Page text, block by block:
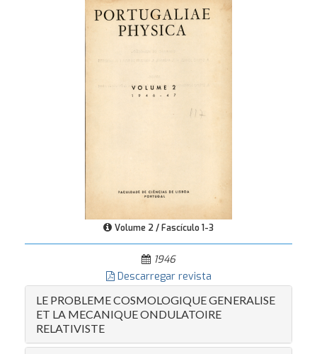
Volume 2 / Fascículo 1-3
1946
Descarregar revista
LE PROBLEME COSMOLOGIQUE GENERALISE
ET LA MECANIQUE ONDULATOIRE
RELATIVISTE